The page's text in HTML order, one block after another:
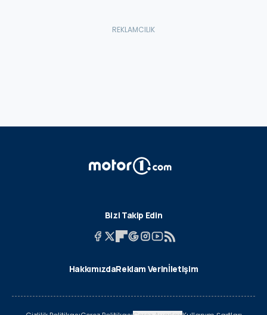
Bizi Takip Edin
HakkımızdaReklam Verinİletişim